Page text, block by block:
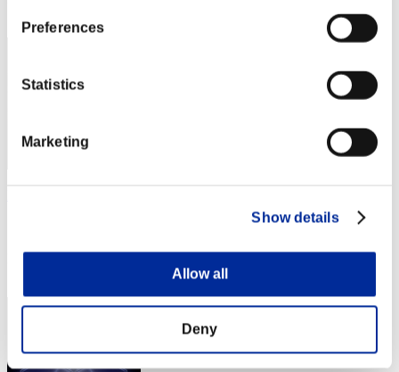
Preferences
Statistics
Marketing
Show details
Allow all
Deny
RANK